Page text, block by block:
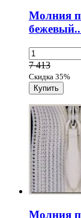
Молния
7 413
Скидка 35%
Молния